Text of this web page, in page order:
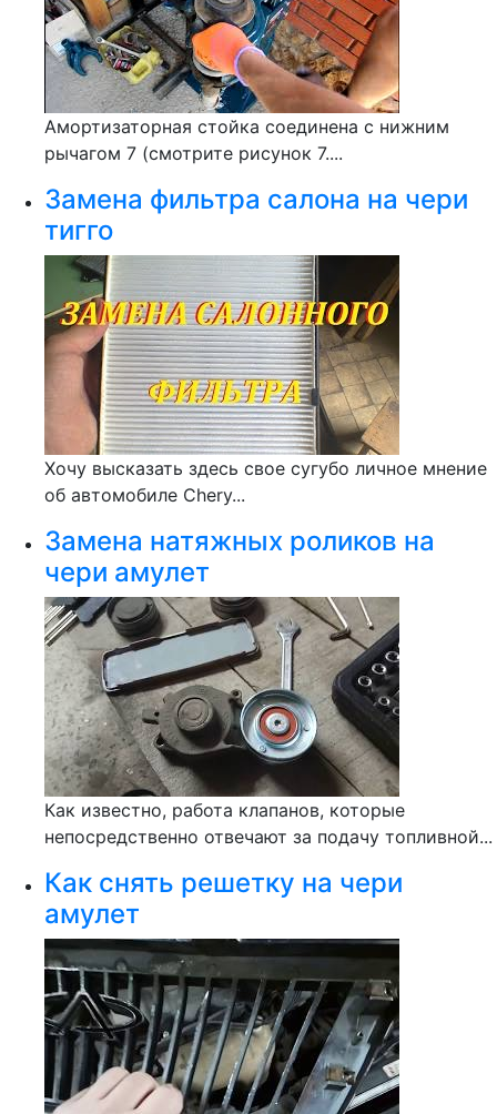
Амортизаторная стойка соединена с нижним
рычагом 7 (смотрите рисунок 7....
Замена фильтра салона на чери
тигго
Хочу высказать здесь свое сугубо личное мнение
об автомобиле Chery...
Замена натяжных роликов на
чери амулет
Как известно, работа клапанов, которые
непосредственно отвечают за подачу топливной...
Как снять решетку на чери
амулет